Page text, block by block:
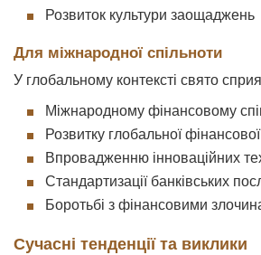
Розвиток культури заощаджень
Для міжнародної спільноти
У глобальному контексті свято
Міжнародному фінансовому
Розвитку глобальної
Впровадженню інноваційних
Стандартизації банківських
Боротьбі з фінансовими
Сучасні тенденції та виклики